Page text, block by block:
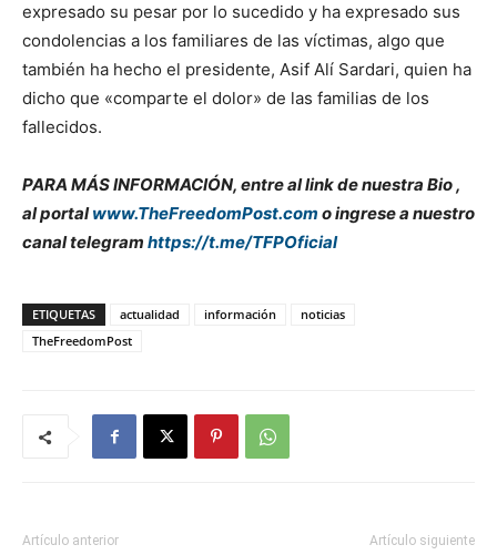
expresado su pesar por lo sucedido y ha expresado sus
condolencias a los familiares de las víctimas, algo que
también ha hecho el presidente, Asif Alí Sardari, quien ha
dicho que «comparte el dolor» de las familias de los
fallecidos.
PARA MÁS INFORMACIÓN, entre al link de nuestra Bio ,
al portalwww.TheFreedomPost.com o ingrese a nuestro
canal telegram https://t.me/TFPOficial
ETIQUETAS actualidad información
noticias
TheFreedomPost
Artículo anterior Artículo siguiente